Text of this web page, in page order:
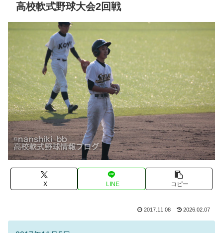
高校軟式野球大会2回戦
X LINE コピー
2017.11.08 2026.02.07